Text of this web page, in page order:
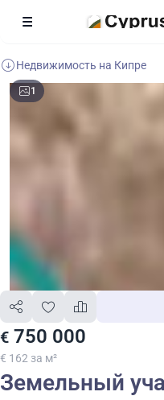
Недвижимость на Кипре
1
€ 750 000
€ 162 за м²
Земельный